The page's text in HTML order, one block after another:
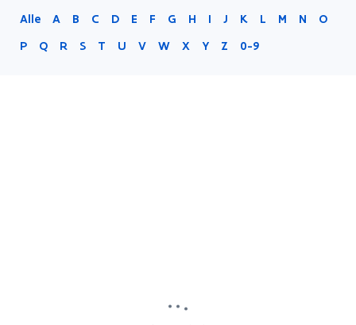
Alle A B C D E F G H I J K L M N
O
P
Q R S T U V W X Y Z 0-9